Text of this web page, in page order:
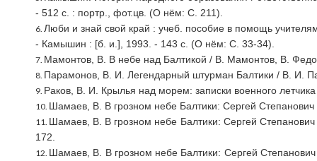
- 512 с. : портр., фот.цв. (О нём: С. 211).
Люби и знай свой край : учеб. пособие в помощь
- Камышин : [б. и.], 1993. - 143 с. (О нём: С. 33-34).
Мамонтов, В. В небе над Балтикой / В. Мамонтов, В.
Парамонов, В. И. Легендарный штурман Балтики / В. И.
Раков, В. И. Крылья над морем: записки военного
Шамаев, В. В грозном небе Балтики: Сергей
Шамаев, В. В грозном небе Балтики: Сергей
172.
Шамаев, В. В грозном небе Балтики: Сергей